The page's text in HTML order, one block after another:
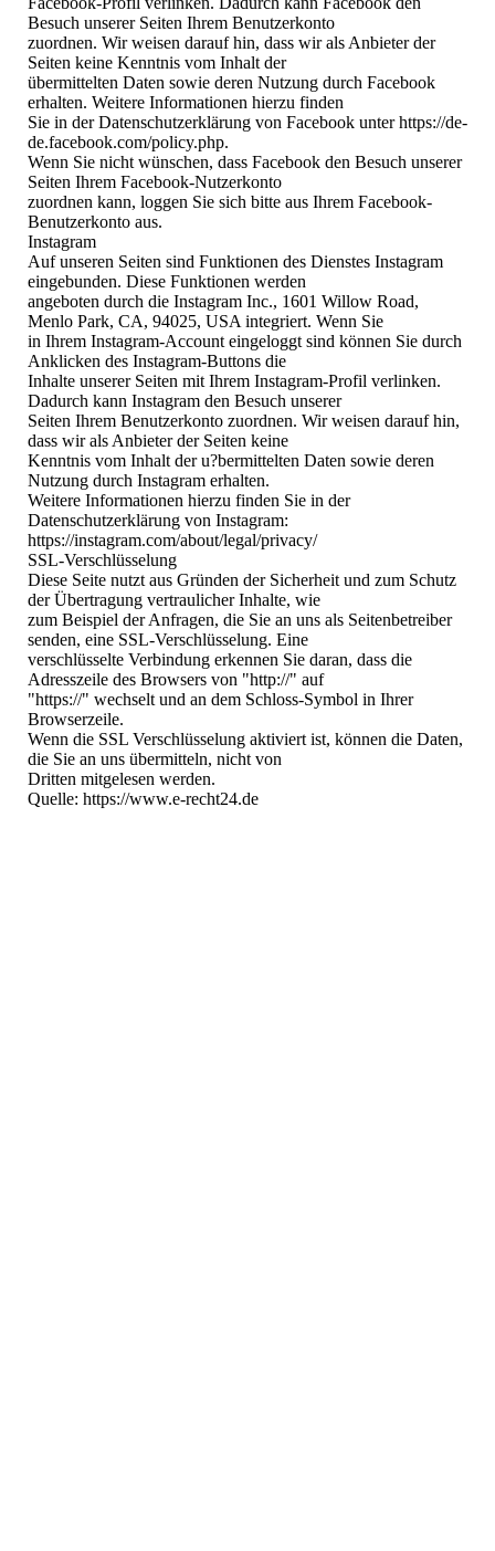
Besuch unserer Seiten Ihrem Benutzerkonto
zuordnen. Wir weisen darauf hin, dass wir als Anbieter der
Seiten keine Kenntnis vom Inhalt der
übermittelten Daten sowie deren Nutzung durch Facebook
erhalten. Weitere Informationen hierzu finden
Sie in der Datenschutzerklärung von Facebook unter https://de-
de.facebook.com/policy.php.
Wenn Sie nicht wünschen, dass Facebook den Besuch unserer
Seiten Ihrem Facebook-Nutzerkonto
zuordnen kann, loggen Sie sich bitte aus Ihrem Facebook-
Benutzerkonto aus.
Instagram
Auf unseren Seiten sind Funktionen des Dienstes Instagram
eingebunden. Diese Funktionen werden
angeboten durch die Instagram Inc., 1601 Willow Road,
Menlo Park, CA, 94025, USA integriert. Wenn Sie
in Ihrem Instagram-Account eingeloggt sind können Sie durch
Anklicken des Instagram-Buttons die
Inhalte unserer Seiten mit Ihrem Instagram-Profil verlinken.
Dadurch kann Instagram den Besuch unserer
Seiten Ihrem Benutzerkonto zuordnen. Wir weisen darauf hin,
dass wir als Anbieter der Seiten keine
Kenntnis vom Inhalt der u?bermittelten Daten sowie deren
Nutzung durch Instagram erhalten.
Weitere Informationen hierzu finden Sie in der
Datenschutzerklärung von Instagram:
https://instagram.com/about/legal/privacy/
SSL-Verschlüsselung
Diese Seite nutzt aus Gründen der Sicherheit und zum Schutz
der Übertragung vertraulicher Inhalte, wie
zum Beispiel der Anfragen, die Sie an uns als Seitenbetreiber
senden, eine SSL-Verschlüsselung. Eine
verschlüsselte Verbindung erkennen Sie daran, dass die
Adresszeile des Browsers von "http://" auf
"https://" wechselt und an dem Schloss-Symbol in Ihrer
Browserzeile.
Wenn die SSL Verschlüsselung aktiviert ist, können die Daten,
die Sie an uns übermitteln, nicht von
Dritten mitgelesen werden.
Quelle: https://www.e-recht24.de